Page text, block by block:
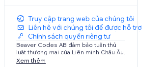
Truy cập trang web của chúng tôi
Liên hệ với chúng tôi để được hỗ trợ
Chính sách quyền riêng tư
Beaver Codes AB đảm bảo tuân thủ
luật thương mại của Liên minh Châu Âu.
Xem thêm